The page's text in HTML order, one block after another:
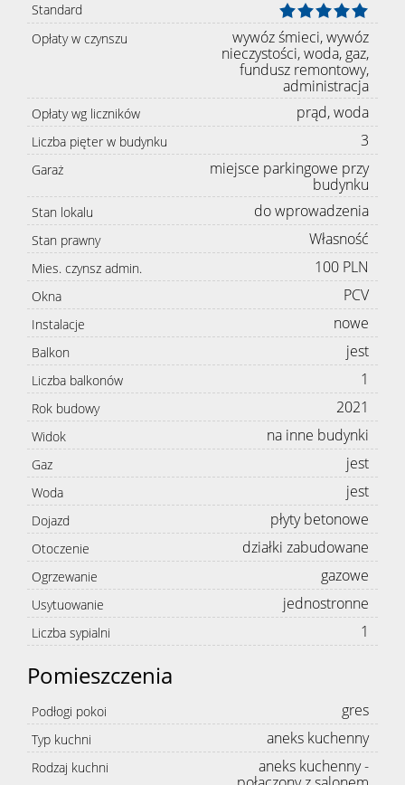
Standard
Opłaty w czynszu
wywóz śmieci, wywóz
nieczystości, woda, gaz,
fundusz remontowy,
administracja
Opłaty wg liczników prąd, woda
Liczba pięter w budynku 3
Garaż
miejsce parkingowe przy
budynku
Stan lokalu do wprowadzenia
Stan prawny Własność
Mies. czynsz admin. 100 PLN
Okna PCV
Instalacje nowe
Balkon jest
Liczba balkonów 1
Rok budowy 2021
Widok na inne budynki
Gaz jest
Woda jest
Dojazd płyty betonowe
Otoczenie działki zabudowane
Ogrzewanie gazowe
Usytuowanie jednostronne
Liczba sypialni 1
Pomieszczenia
Podłogi pokoi gres
Typ kuchni aneks kuchenny
Rodzaj kuchni
aneks kuchenny -